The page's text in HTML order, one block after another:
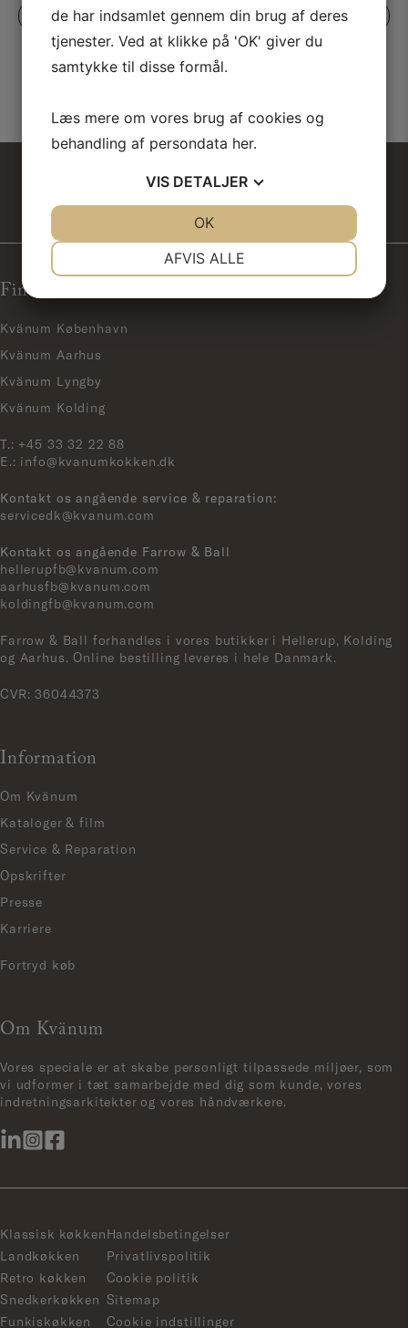
1.925,00 kr.
VÆLG MULIGHEDER
Find os her
Kvänum København
Kvänum Aarhus
Kvänum Lyngby
Kvänum Kolding
T.: +45 33 32 22 88
E.: info@kvanumkokken.dk
Kontakt os angående service & reparation:
servicedk@kvanum.com
Kontakt os angående Farrow & Ball
hellerupfb@kvanum.com
aarhusfb@kvanum.com
koldingfb@kvanum.com
Farrow & Ball forhandles i vores butikker i Hellerup, Kolding
og Aarhus. Online bestilling leveres i hele Danmark.
CVR: 36044373
Information
Om Kvänum
Kataloger & film
Service & Reparation
Opskrifter
Presse
Karriere
Fortryd køb
Om Kvänum
Vores speciale er at skabe personligt tilpassede miljøer, som
vi udformer i tæt samarbejde med dig som kunde, vores
indretningsarkitekter og vores håndværkere.
Klassisk køkken
Landkøkken
Retro køkken
Snedkerkøkken
Funkiskøkken
Handelsbetingelser
Privatlivspolitik
Cookie politik
Sitemap
Cookie indstillinger
de har indsamlet gennem din brug af deres
tjenester. Ved at klikke på 'OK' giver du
samtykke til disse formål.
Læs mere om vores brug af cookies og
behandling af persondata her.
VIS DETALJER
AFVIS ALLE
OK